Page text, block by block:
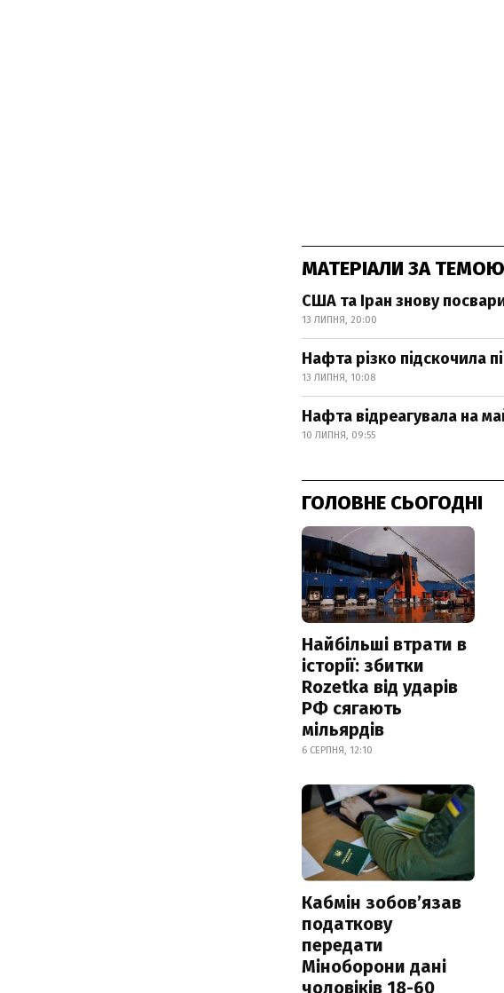
МАТЕРІАЛИ ЗА ТЕМОЮ
США та Іран знову
13 ЛИПНЯ, 20:00
Нафта різко підскочила
13 ЛИПНЯ, 10:08
Нафта відреагувала на
10 ЛИПНЯ, 09:55
ГОЛОВНЕ СЬОГОДНІ
Найбільші втрати в
історії: збитки
Rozetka від ударів
РФ сягають
мільярдів
6 СЕРПНЯ, 12:10
Кабмін зобовʼязав
податкову
передати
Міноборони дані
чоловіків 18-60